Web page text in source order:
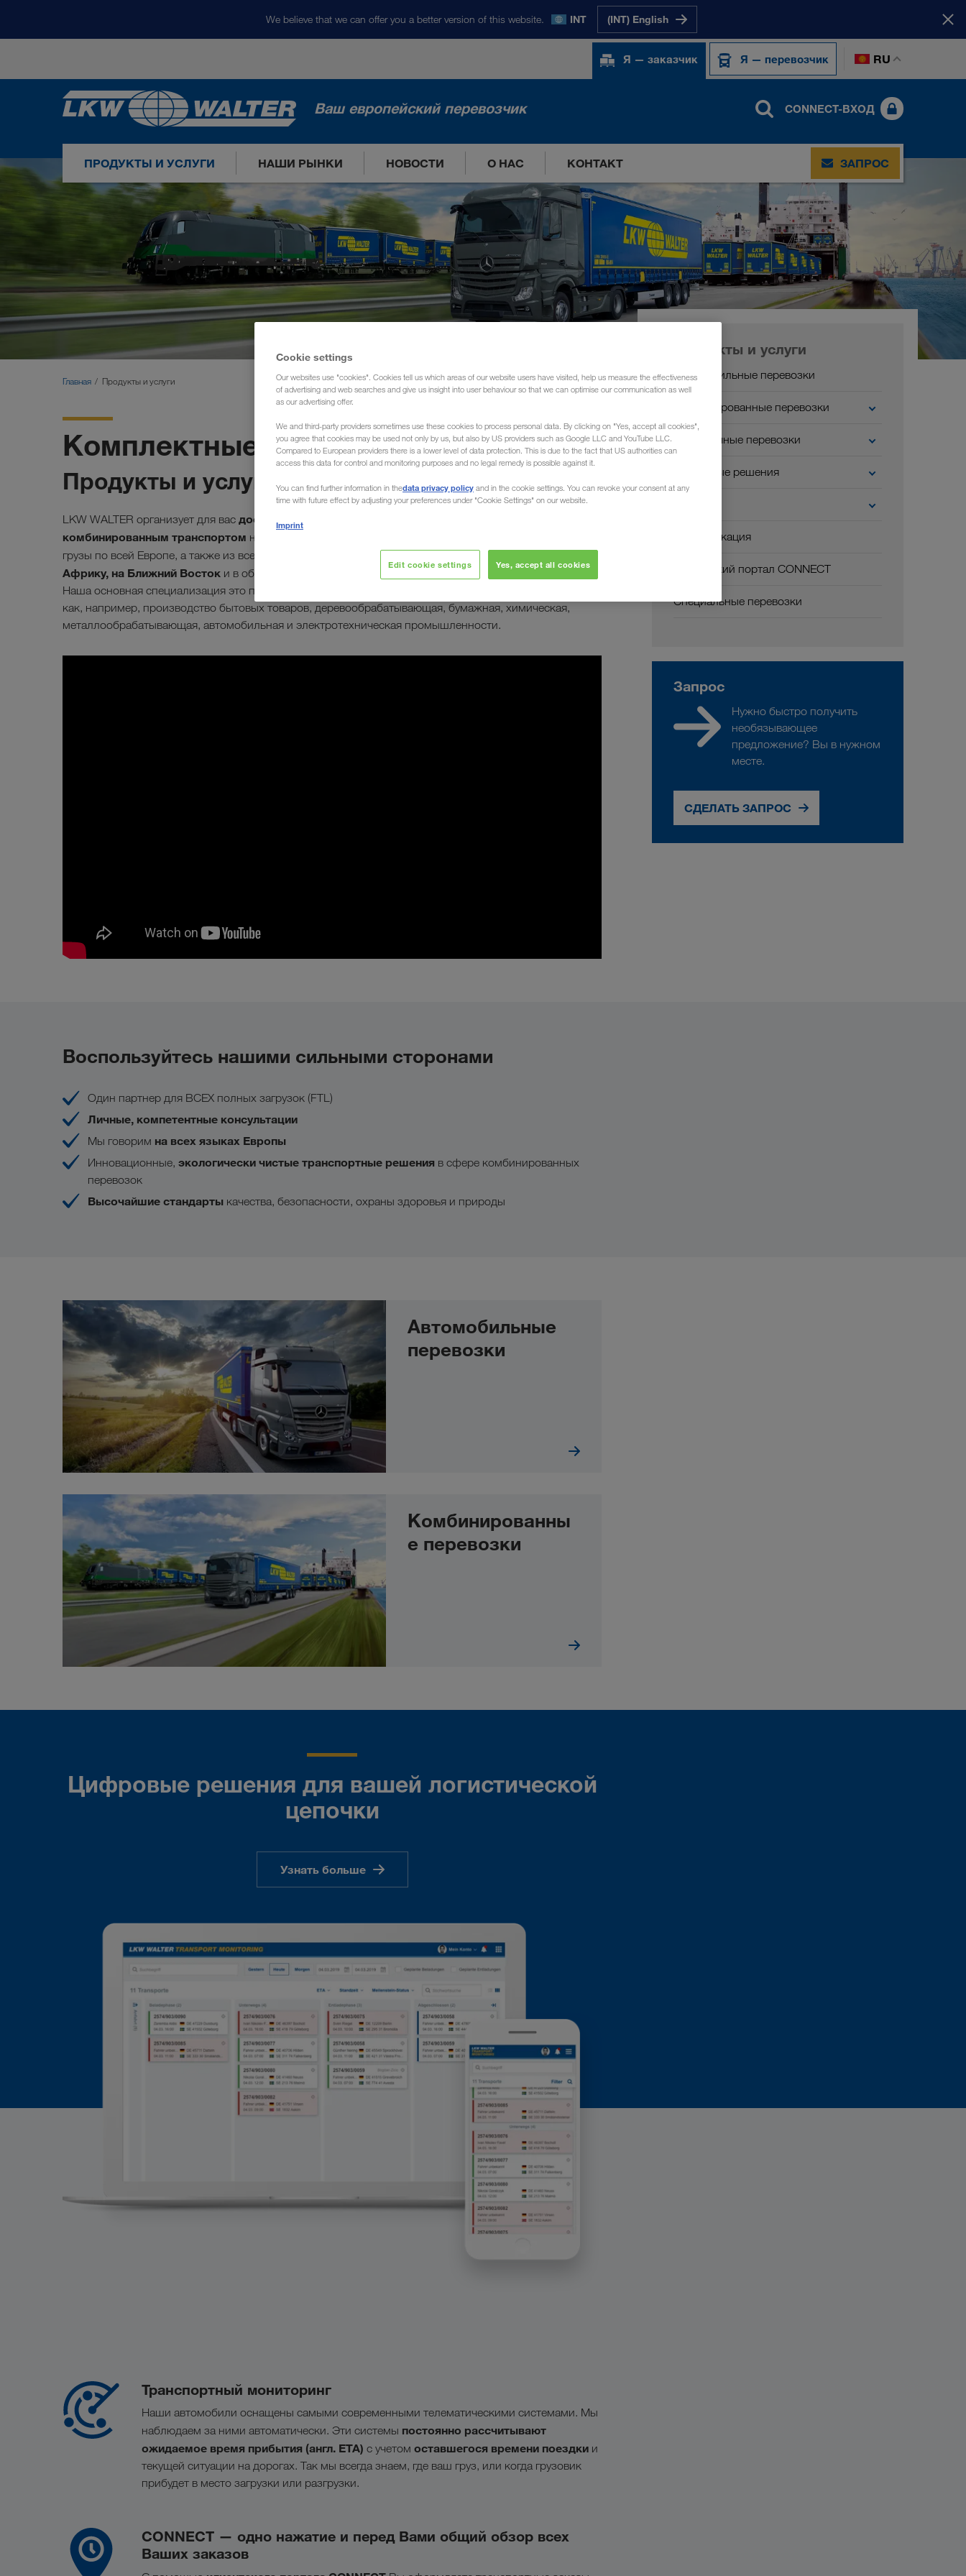
We believe that we can offer you a better version of this website. INT (INT) English
Я — заказчик Я — перевозчик RU
Ваш европейский перевозчик CONNECT-ВХОД
ПРОДУКТЫ И УСЛУГИ НАШИ РЫНКИ НОВОСТИ О НАС КОНТАКТ ЗАПРОС
Главная Продукты и услуги
Комплектные грузоперевозки
Продукты и услуги
LKW WALTER организует для вас доставку комплектных
комбинированным транспортом независимо от местонахождения вашей компании. Мы перевозим
грузы по всей Европе, а также из всех европейских стран в
Россию, Центральную Азию, Северную
Африку, на Ближний Восток и в обратном направлении.
Наша основная специализация это перевозки безопасных и упакованных грузов, для таких отраслей,
как, например, производство бытовых товаров, деревообрабатывающая, бумажная, химическая,
металлообрабатывающая, автомобильная и электротехническая промышленности.
Воспользуйтесь нашими сильными сторонами
Один партнер для ВСЕХ полных загрузок (FTL)
Личные, компетентные консультации
Мы говорим на всех языках Европы
Инновационные, экологически чистые транспортные решения в сфере комбинированных
перевозок
Высочайшие стандарты качества, безопасности, охраны здоровья и природы
Автомобильные
перевозки
Комбинированны
е перевозки
Цифровые решения для вашей логистической
цепочки
Узнать больше
Транспортный мониторинг
Наши автомобили оснащены самыми современными телематическими системами. Мы
наблюдаем за ними автоматически. Эти системы постоянно рассчитывают
ожидаемое время прибытия (англ. ETA) с учетом оставшегося времени поездки и
текущей ситуации на дорогах. Так мы всегда знаем, где ваш груз, или когда грузовик
прибудет в место загрузки или разгрузки.
CONNECT — одно нажатие и перед Вами общий обзор всех
Ваших заказов
Продукты и услуги
Автомобильные перевозки
Комбинированные перевозки
Экологичные перевозки
Цифровые решения
Коммуникация
Клиентский портал CONNECT
Специальные перевозки
Запрос
Нужно быстро получить
необязывающее
предложение? Вы в нужном
месте.
СДЕЛАТЬ ЗАПРОС
Cookie settings
Our websites use "cookies". Cookies tell us which areas of our website users have visited, help us measure the effectiveness
of advertising and web searches and give us insight into user behaviour so that we can optimise our communication as well
as our advertising offer.
We and third-party providers sometimes use these cookies to process personal data. By clicking on "Yes, accept all cookies",
you agree that cookies may be used not only by us, but also by US providers such as Google LLC and YouTube LLC.
Compared to European providers there is a lower level of data protection. This is due to the fact that US authorities can
access this data for control and monitoring purposes and no legal remedy is possible against it.
You can find further information in thedata privacy policy and in the cookie settings. You can revoke your consent at any
time with future effect by adjusting your preferences under "Cookie Settings" on our website.
Imprint
Edit cookie settings Yes, accept all cookies